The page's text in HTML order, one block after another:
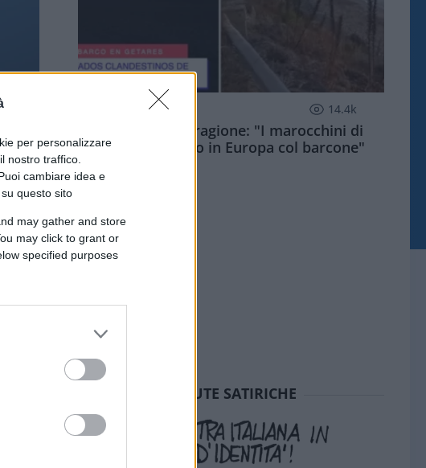
per personalizzare
nostro traffico.
cambiare idea e
questo sito
may gather and store
may click to grant or
specified purposes
14.4k
Meloni aveva ragione: "I marocchini di
Ceuta sbarcano in Europa col barcone"
SEDUTE SATIRICHE